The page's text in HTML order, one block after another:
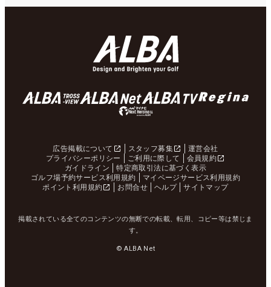
広告掲載について スタッフ募集
運営会社
プライバシーポリシー
ご利用に際して
会員規約
ガイドライン
特定商取引法に基づく表示
ゴルフ場予約サービス利用規約
マイページサービス利用規約
ポイント利用規約
お問合せ ヘルプ サイトマップ
掲載されている全てのコンテンツの無断での転載、転用、コピー等は禁じま
す。
© ALBA Net